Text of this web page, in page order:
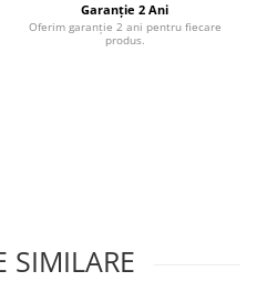
Garanție 2 Ani
Oferim garanție 2 ani pentru fiecare
produs.
SIMILARE